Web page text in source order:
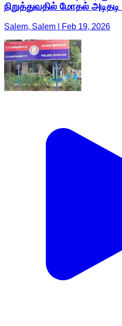
நிறுத்துவதில் மோதல்
Salem, Salem | Feb 19, 2026